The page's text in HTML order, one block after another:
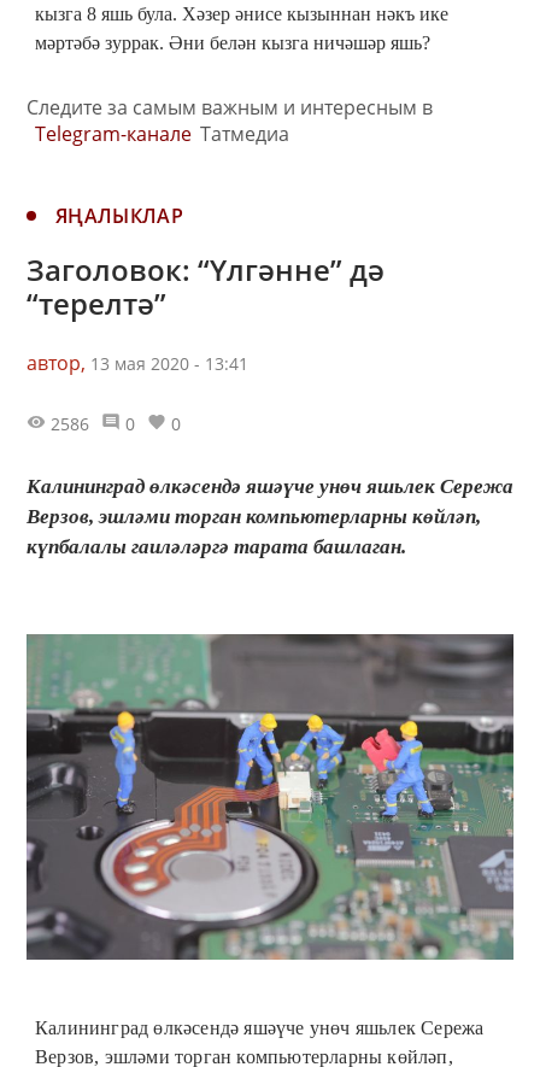
кызга 8 яшь була. Хәзер әнисе кызыннан нәкъ ике
мәртәбә зуррак. Әни белән кызга ничәшәр яшь?
Следите за самым важным и интересным в
Telegram-канале Татмедиа
ЯҢАЛЫКЛАР
Заголовок: “Үлгәнне” дә
“терелтә”
автор, 13 мая 2020 - 13:41
2586 0 0
Калининград өлкәсендә яшәүче унөч яшьлек Сережа
Верзов, эшләми торган компьютерларны көйләп,
күпбалалы гаиләләргә тарата башлаган.
Калининград өлкәсендә яшәүче унөч яшьлек Сережа
Верзов, эшләми торган компьютерларны көйләп,